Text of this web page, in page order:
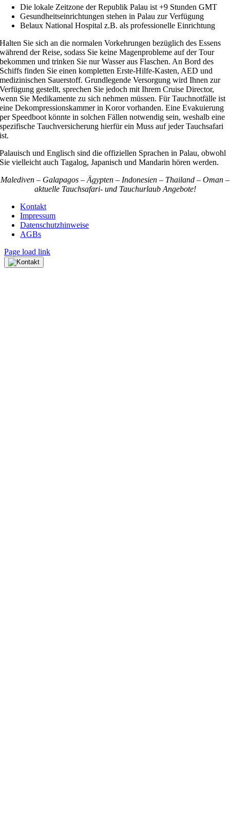
Die lokale Zeitzone der Republik Palau ist +9 Stunden GMT
Gesundheitseinrichtungen stehen in Palau zur Verfügung
Belaux National Hospital z.B. als professionelle Einrichtung
Halten Sie sich an die normalen Vorkehrungen bezüglich des Essens
während der Reise, sodass Sie keine Magenprobleme auf der Tour
bekommen und trinken Sie nur Wasser aus Flaschen. An Bord des
Schiffs finden Sie einen kompletten Erste-Hilfe-Kasten, AED und
medizinischen Sauerstoff. Grundlegende Versorgung wird Ihnen zur
Verfügung gestellt, sprechen Sie jedoch mit Ihrem Cruise Director,
wenn Sie Medikamente zu sich nehmen müssen. Für Tauchnotfälle ist
eine Dekompressionskammer in Koror vorhanden. Eine Evakuierung
per Speedboot könnte in solchen Fällen notwendig sein, weshalb eine
spezifische Tauchversicherung hierfür ein Muss auf jeder Tauchsafari
ist.
Palauisch und Englisch sind die offiziellen Sprachen in Palau, obwohl
Sie vielleicht auch Tagalog, Japanisch und Mandarin hören werden.
Malediven – Galapagos – Ägypten – Indonesien – Thailand – Oman –
aktuelle Tauchsafari- und Tauchurlaub Angebote!
Kontakt
Impressum
Datenschutzhinweise
AGBs
Page load link